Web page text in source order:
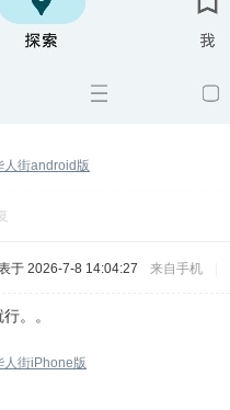
人街android版
于 2026-7-8 14:04:27 来自手机
。。
人街iPhone版